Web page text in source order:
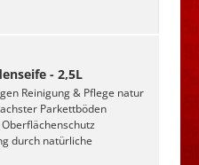
- 2,5L
Reinigung & Pflege natur
Parkettböden
durch natürliche